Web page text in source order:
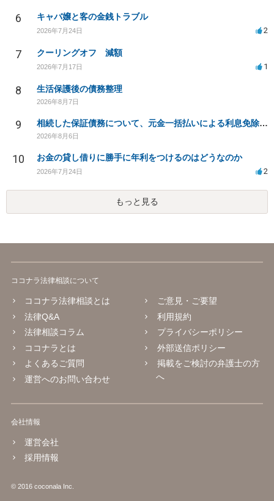
6 キャバ嬢と客の金銭トラブル
2026年7月24日 2
7 クーリングオフ 減額
2026年7月17日 1
8 生活保護後の債務整理
2026年8月7日
9 相続した保証債務について、元金一括払いによる利息免除の交渉は可能でしょうか
2026年8月6日
10 お金の貸し借りに勝手に年利をつけるのはどうなのか
2026年7月24日 2
もっと見る
ココナラ法律相談について
ココナラ法律相談とは
法律Q&A
法律相談コラム
ココナラとは
よくあるご質問
運営へのお問い合わせ
ご意見・ご要望
利用規約
プライバシーポリシー
外部送信ポリシー
掲載をご検討の弁護士の方
へ
会社情報
運営会社
採用情報
© 2016 coconala Inc.